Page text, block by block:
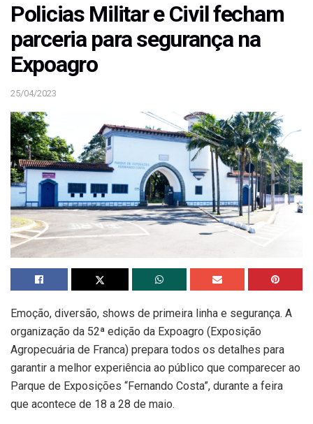
Policias Militar e Civil fecham
parceria para segurança na
Expoagro
25/04/2023
Emoção, diversão, shows de primeira linha e segurança. A
organização da 52ª edição da Expoagro (Exposição
Agropecuária de Franca) prepara todos os detalhes para
garantir a melhor experiência ao público que comparecer ao
Parque de Exposições “Fernando Costa”, durante a feira
que acontece de 18 a 28 de maio.